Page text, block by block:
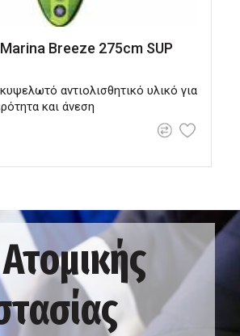
Breeze 275cm SUP
αντιολισθητικό υλικό για
και άνεση